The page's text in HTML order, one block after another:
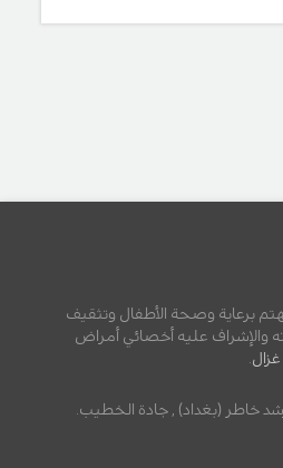
برعاية وصحة الأطفال وتثقيف
والإشراف عليه أخصائي أمراض
.
خاطر (بغداد) , جادة الخطيب.